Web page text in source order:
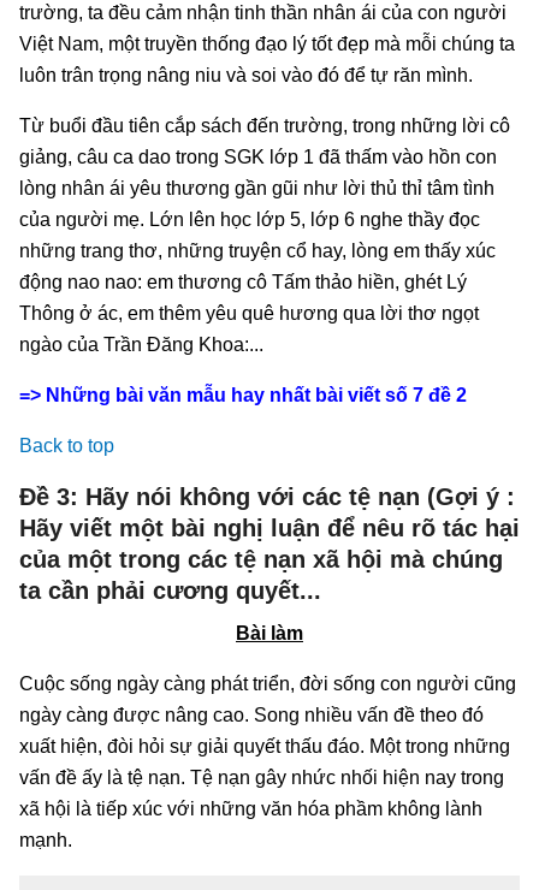
trường, ta đều cảm nhận tinh thần nhân ái của con người
Việt Nam, một truyền thống đạo lý tốt đẹp mà mỗi chúng ta
luôn trân trọng nâng niu và soi vào đó để tự răn mình.
Từ buổi đầu tiên cắp sách đến trường, trong những lời cô
giảng, câu ca dao trong SGK lớp 1 đã thấm vào hồn con
lòng nhân ái yêu thương gần gũi như lời thủ thỉ tâm tình
của người mẹ. Lớn lên học lớp 5, lớp 6 nghe thầy đọc
những trang thơ, những truyện cổ hay, lòng em thấy xúc
động nao nao: em thương cô Tấm thảo hiền, ghét Lý
Thông ở ác, em thêm yêu quê hương qua lời thơ ngọt
ngào của Trần Đăng Khoa:...
=> Những bài văn mẫu hay nhất bài viết số 7 đề 2
Back to top
Đề 3: Hãy nói không với các tệ nạn (Gợi ý :
Hãy viết một bài nghị luận để nêu rõ tác hại
của một trong các tệ nạn xã hội mà chúng
ta cần phải cương quyết...
Bài làm
Cuộc sống ngày càng phát triển, đời sống con người cũng
ngày càng được nâng cao. Song nhiều vấn đề theo đó
xuất hiện, đòi hỏi sự giải quyết thấu đáo. Một trong những
vấn đề ấy là tệ nạn. Tệ nạn gây nhức nhối hiện nay trong
xã hội là tiếp xúc với những văn hóa phầm không lành
mạnh.